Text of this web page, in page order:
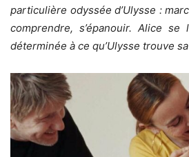
particulière odyssée d’Ulysse :
comprendre, s’épanouir. Alice se
déterminée à ce qu’Ulysse trouve